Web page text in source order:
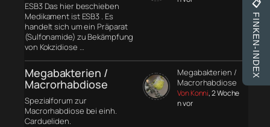
ESB3 Das hier beschieben
Medikament ist ESB3 . Es
handelt sich um ein Präparat
(Sulfonamide) zu Bekämpfung
von Kokzidiose …
Megabakterien /
Macrorhabdiose
Spezialforum zur
Macrorhabdiose bei einh.
Cardueliden.
Megabakterien /
Macrorhabdiose
Von Konni, 2 Woche
n vor
📋
FINKEN-INDEX